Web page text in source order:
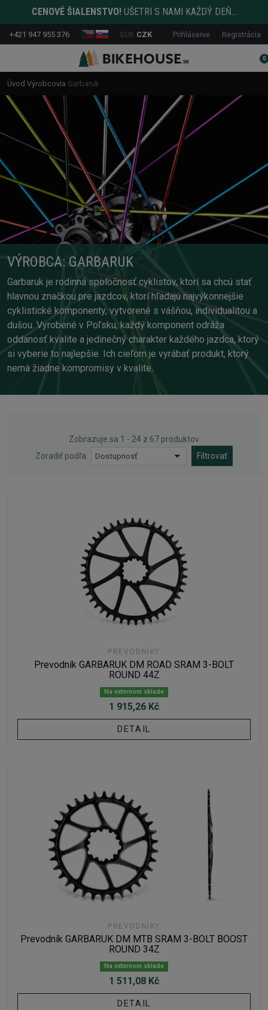
CENOVÉ ŠIALENSTVO! UŠETRI S NAMI KAŽDÝ DEŇ...
+421 947 955 376 EUR CZK Prihlásenie Registrácia
0
Úvod Výrobcovia Garbaruk
VÝROBCA: GARBARUK
Garbaruk je rodinná spoločnosť cyklistov, ktorí sa chcú stať
hlavnou značkou pre jazdcov, ktorí hľadajú najvýkonnejšie
cyklistické komponenty, vytvorené s vášňou, individualitou a
dušou. Vyrobené v Poľsku, každý komponent odráža
oddanosť kvalite a jedinečný charakter každého jazdca, ktorý
si vyberie to najlepšie. Ich cieľom je vyrábať produkt, ktorý
nemá žiadne kompromisy v kvalite.
Zobrazuje sa 1 - 24 z 67 produktov
Zoradiť podľa
Dostupnosť Filtrovať
PREVODNÍKY
Prevodník GARBARUK DM ROAD SRAM 3-BOLT
ROUND 44Z
Na externom sklade
1 915,26 Kč
DETAIL
PREVODNÍKY
Prevodník GARBARUK DM MTB SRAM 3-BOLT BOOST
ROUND 34Z
Na externom sklade
1 511,08 Kč
DETAIL